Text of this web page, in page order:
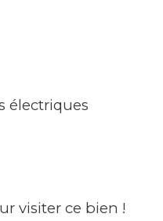
électriques
visiter ce bien !